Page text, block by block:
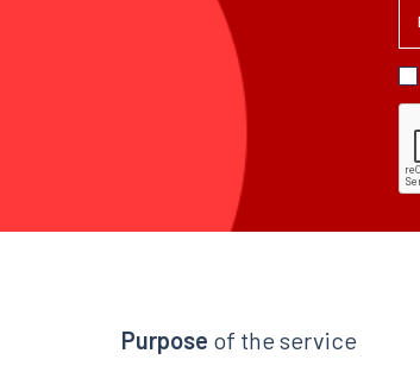
Purpose of the service